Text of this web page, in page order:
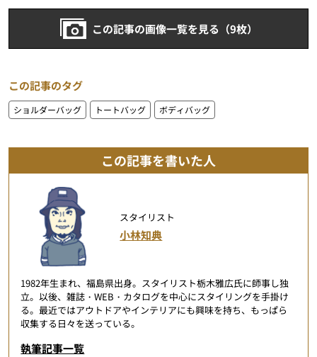
この記事の画像一覧を見る（9枚）
この記事のタグ
ショルダーバッグ トートバッグ ボディバッグ
この記事を書いた人
スタイリスト
小林知典
1982年生まれ、福島県出身。スタイリスト栃木雅広氏に師事し独
立。以後、雑誌・WEB・カタログを中心にスタイリングを手掛け
る。最近ではアウトドアやインテリアにも興味を持ち、もっぱら
収集する日々を送っている。
執筆記事一覧